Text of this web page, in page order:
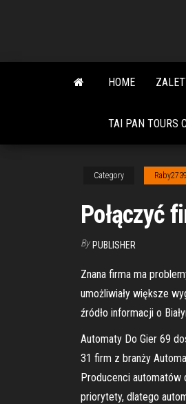
content
HOME
TAI PAN TOURS
Category Raby2739
Połączyć
By PUBLISHER
Znana firma ma
umożliwiały większe
źródło informacji o
Automaty Do Gier 69
31 firm z branży
Producenci automatów
priorytety, dlatego